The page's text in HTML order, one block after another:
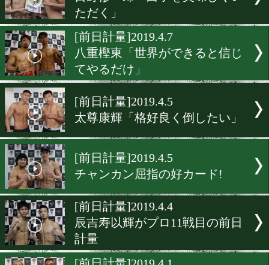
白黒はっきりつけると森武
[海外前日計量]2019.4.13
前日計量:ロマチェンコ&ラ
ス
[前日計量]2019.4.10
吉野修一郎「白子を美味し
ただく」